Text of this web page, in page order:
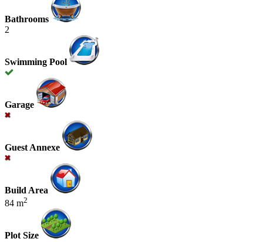
Bathrooms
2
Swimming Pool
Garage
Guest Annexe
Build Area
84 m2
Plot Size